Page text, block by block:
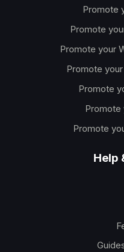
Promote
Promote
Promote your
Promote
Promote
Promote
Promote
Help